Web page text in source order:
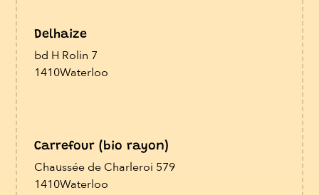
Delhaize
bd H Rolin 7
1410Waterloo
Carrefour (bio rayon)
Chaussée de Charleroi 579
1410Waterloo